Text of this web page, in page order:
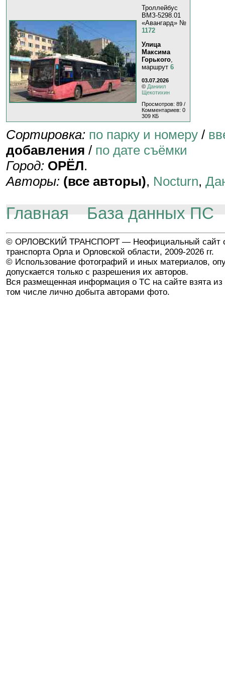
Троллейбус
ВМЗ-5298.01
«Авангард» №
1172
Улица
Максима
Горького,
маршрут 6
03.07.2026
© Даниил
Щекотихин
Просмотров: 89 /
Комментариев: 0
309 КБ
Сортировка: по парку и номеру /
добавления / по дате съёмки
Город: ОРЁЛ.
Авторы: (все авторы), Nocturn,
Главная База данных ПС
© ОРЛОВСКИЙ ТРАНСПОРТ — Неофициальный сайт
транспорта Орла и Орловской области, 2009-2026 гг.
© Использование фотографий и иных материалов,
допускается только с разрешения их авторов.
Вся размещенная информация о ТС на сайте взята из
том числе лично добыта авторами фото.